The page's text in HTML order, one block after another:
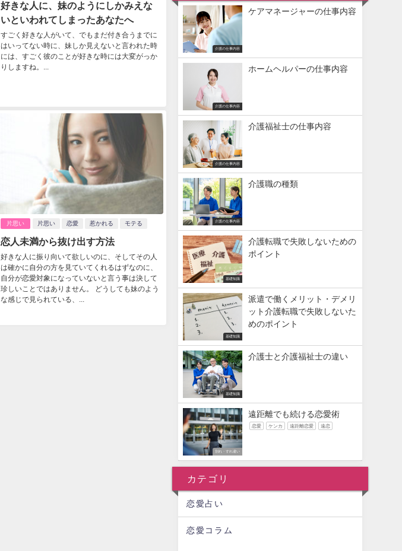
好きな人に、妹のようにしかみえな
いといわれてしまったあなたへ
すごく好きな人がいて、でもまだ付き合うまでに
はいってない時に、妹しか見えないと言われた時
には、すごく彼のことが好きな時には大変がっか
りしますね。...
片思い 片思い 恋愛 惹かれる モテる
恋人未満から抜け出す方法
好きな人に振り向いて欲しいのに、そしてその人
は確かに自分の方を見ていてくれるはずなのに、
自分が恋愛対象になっていないと言う事は決して
珍しいことではありません。 どうしても妹のよう
な感じで見られている、...
介護の仕事内容
ケアマネージャーの仕事内容
介護の仕事内容
ホームヘルパーの仕事内容
介護の仕事内容
介護福祉士の仕事内容
介護の仕事内容
介護職の種類
基礎知識
介護転職で失敗しないための
ポイント
基礎知識
派遣で働くメリット・デメリ
ット介護転職で失敗しないた
めのポイント
基礎知識
介護士と介護福祉士の違い
別れ・すれ違い
遠距離でも続ける恋愛術
恋愛 ケンカ 遠距離恋愛 遠恋
カテゴリ
恋愛占い
恋愛コラム